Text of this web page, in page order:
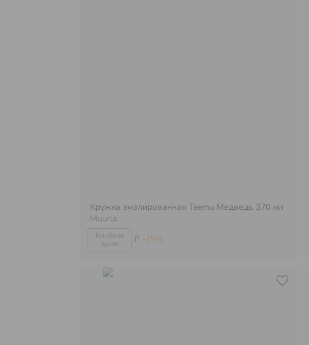
₽ -19%
Кружка эмалированная Teemu Медведь 370 мл
Muurla